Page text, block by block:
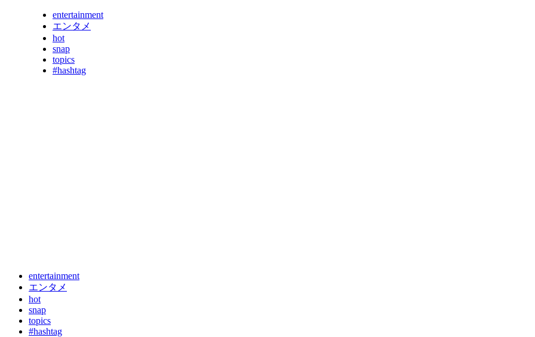
entertainment
エンタメ
hot
snap
topics
#hashtag
entertainment
エンタメ
hot
snap
topics
#hashtag